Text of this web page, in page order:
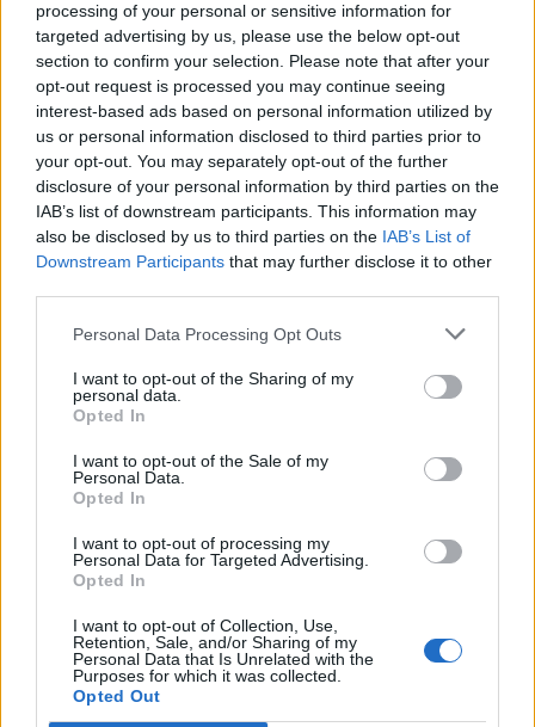
processing of your personal or sensitive information for
targeted advertising by us, please use the below opt-out
section to confirm your selection. Please note that after your
opt-out request is processed you may continue seeing
interest-based ads based on personal information utilized by
us or personal information disclosed to third parties prior to
your opt-out. You may separately opt-out of the further
disclosure of your personal information by third parties on the
IAB’s list of downstream participants. This information may
also be disclosed by us to third parties on the IAB’s List of
Downstream Participants that may further disclose it to other
Personal Data Processing Opt Outs
I want to opt-out of the Sharing of my
personal data.
Opted In
I want to opt-out of the Sale of my
Personal Data.
Opted In
I want to opt-out of processing my
Personal Data for Targeted Advertising.
Opted In
I want to opt-out of Collection, Use,
Retention, Sale, and/or Sharing of my
Personal Data that Is Unrelated with the
Purposes for which it was collected.
Opted Out
8.12.2013, 15:30
Maailmanhistorian surkein biisi?
Rebecca Black teki paluun – tässä
tulos
Viihdeuutiset
18.7.2013, 9:40
Inhottu Rebecca Black coveroi